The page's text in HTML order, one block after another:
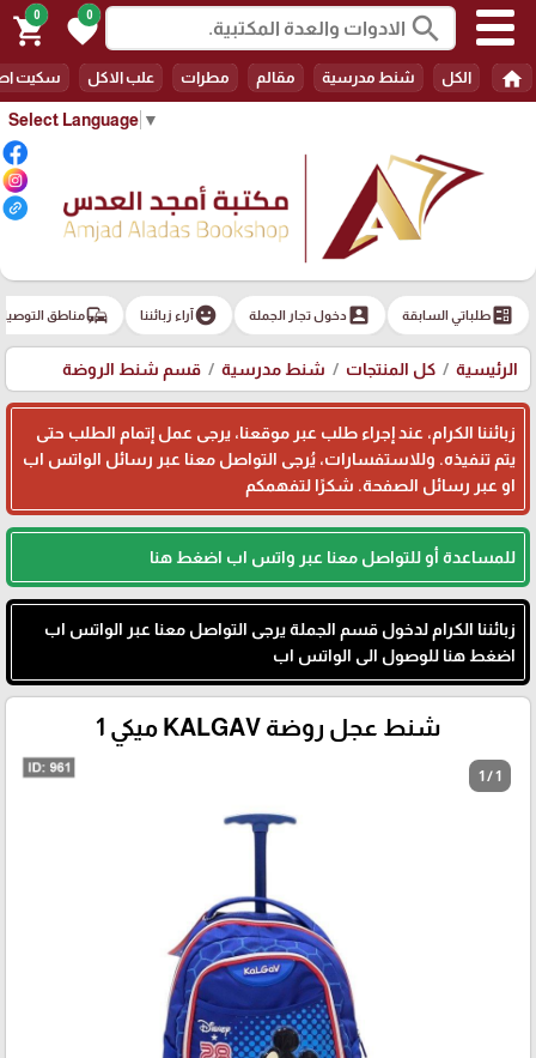
Select Language ▼
search
0
favorite
0
shopping_cart
home الكل شنط مدرسية مقالم مطرات علب الاكل سكيت
ballotطلباتي السابقة account_boxدخول تجار الجملة emoji_emotionsآراء زبائننا commuteمناطق
الرئيسية كل المنتجات شنط مدرسية قسم شنط الروضة
زبائننا الكرام، عند إجراء طلب عبر موقعنا، يرجى عمل إتمام الطلب حتى
يتم تنفيذه. وللاستفسارات، يُرجى التواصل معنا عبر رسائل الواتس اب
او عبر رسائل الصفحة. شكرًا لتفهمكم
للمساعدة أو للتواصل معنا عبر واتس اب اضغط هنا
زبائننا الكرام لدخول قسم الجملة يرجى التواصل معنا عبر الواتس اب
اضغط هنا للوصول الى الواتس اب
شنط عجل روضة KALGAV ميكي 1
1 / 1